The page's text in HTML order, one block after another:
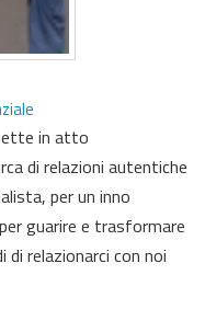
in atto
di relazioni autentiche
per un inno
guarire e trasformare
di relazionarci con noi